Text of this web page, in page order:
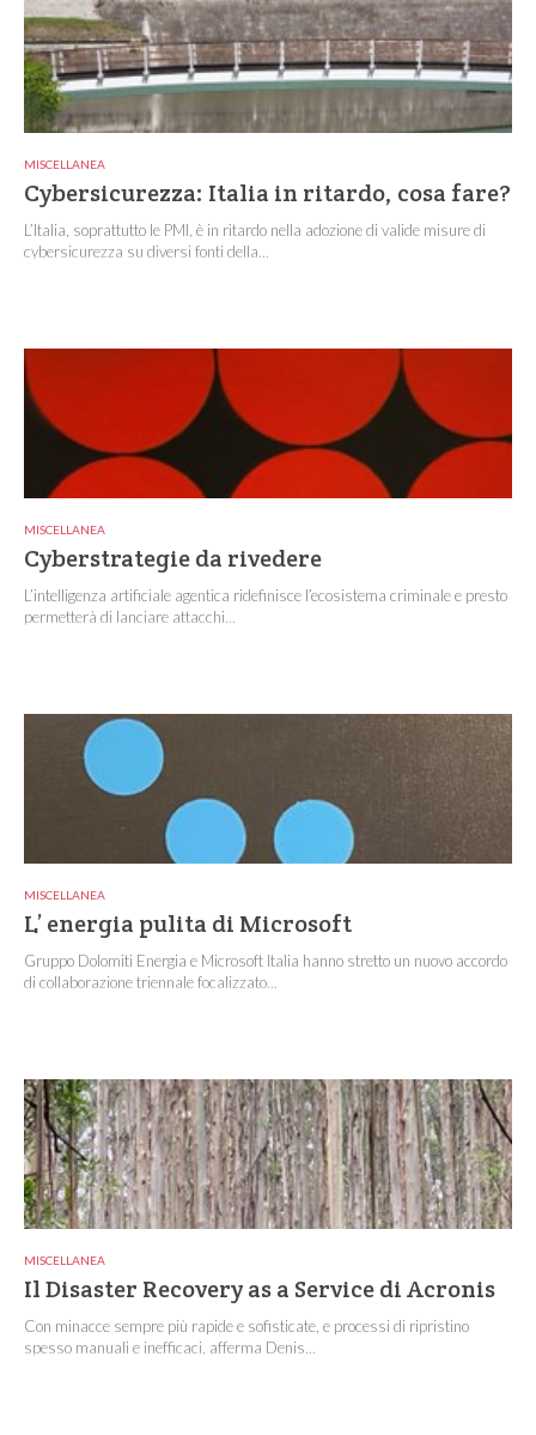
MISCELLANEA
Cybersicurezza: Italia in ritardo, cosa fare?
L’Italia, soprattutto le PMI, è in ritardo nella adozione di valide misure di
cybersicurezza su diversi fonti della...
MISCELLANEA
Cyberstrategie da rivedere
L’intelligenza artificiale agentica ridefinisce l’ecosistema criminale e presto
permetterà di lanciare attacchi...
MISCELLANEA
L’ energia pulita di Microsoft
Gruppo Dolomiti Energia e Microsoft Italia hanno stretto un nuovo accordo
di collaborazione triennale focalizzato...
MISCELLANEA
Il Disaster Recovery as a Service di Acronis
Con minacce sempre più rapide e sofisticate, e processi di ripristino
spesso manuali e inefficaci, afferma Denis...